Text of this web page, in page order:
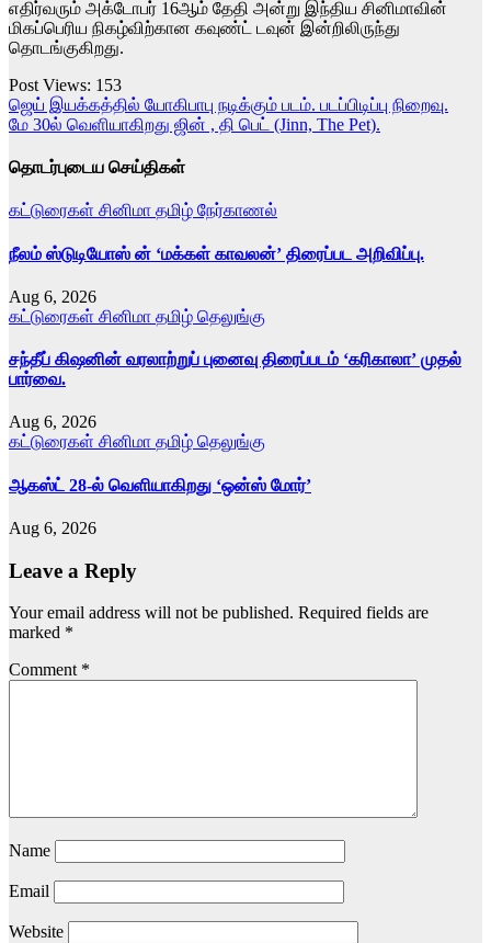
எதிர்வரும் அக்டோபர் 16ஆம் தேதி அன்று இந்திய சினிமாவின்
மிகப்பெரிய நிகழ்விற்கான கவுண்ட் டவுன் இன்றிலிருந்து
தொடங்குகிறது.
Post Views: 153
Post
navigation
ஜெய் இயக்கத்தில் யோகிபாபு நடிக்கும் படம். படப்பிடிப்பு நிறைவு.
மே 30ல் வெளியாகிறது ஜின் , தி பெட் (Jinn, The Pet).
தொடர்புடைய செய்திகள்
கட்டுரைகள் சினிமா தமிழ் நேர்காணல்
நீலம் ஸ்டுடியோஸ் ன் ‘மக்கள் காவலன்’ திரைப்பட அறிவிப்பு.
Aug 6, 2026
கட்டுரைகள் சினிமா தமிழ் தெலுங்கு
சந்தீப் கிஷனின் வரலாற்றுப் புனைவு திரைப்படம் ‘கரிகாலா’ முதல்
பார்வை.
Aug 6, 2026
கட்டுரைகள் சினிமா தமிழ் தெலுங்கு
ஆகஸ்ட் 28-ல் வெளியாகிறது ‘ஒன்ஸ் மோர்’
Aug 6, 2026
Leave a Reply
Your email address will not be published. Required fields are
marked *
Comment *
Name
Email
Website